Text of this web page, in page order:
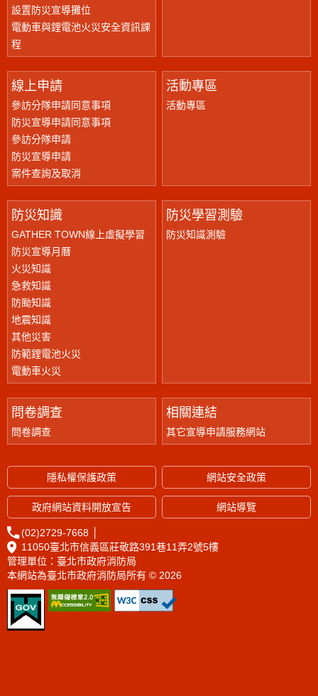
設置防災宣導攤位
電動車與鋰電池火災安全資訊課
程
線上申請
參訪分隊申請同意事項
防災宣導申請同意事項
參訪分隊申請
防災宣導申請
案件查詢及取消
活動專區
活動專區
防災知識
GATHER TOWN線上虛擬學習
防災宣導月曆
火災知識
急救知識
防颱知識
地震知識
其他災害
防範鋰電池火災
電動車火災
防災學習測驗
防災知識測驗
問卷調查
問卷調查
相關連結
其它宣導申請服務網站
隱私權保護政策 網站安全政策
政府網站資料開放宣告 網站導覽
(02)2729-7668
11050臺北市信義區莊敬路391巷11弄2號5樓
管理單位：臺北市政府消防局
本網站為臺北市政府消防局所有 © 2026